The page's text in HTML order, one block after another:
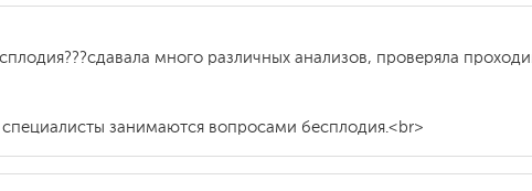
много различных анализов, проверяла
занимаются вопросами бесплодия.<br>